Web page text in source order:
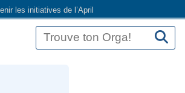
les initiatives de l’April